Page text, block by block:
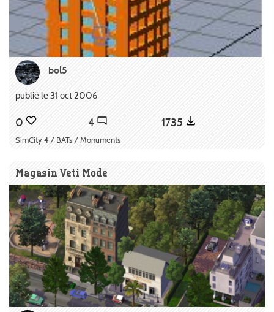
bol5
publié le 31 oct 2006
0 4 1735
SimCity 4 / BATs / Monuments
Magasin Veti Mode